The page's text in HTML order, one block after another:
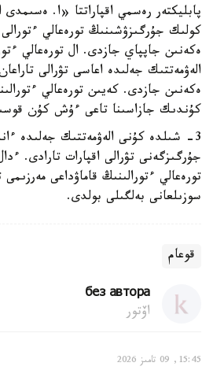
پابليكتەر رەسمي اقپاراتتا «ا.
كولىك جۇرگىزۋشىنىڭ تورەعالي
ەكەنىن جاپپاي جازدى. ال تورەعالي
الەۋمەتتىك جەلىدە اعاسى تۋرالى
كۇندىك جازاسىنا تاعى ءۇش كۇن
3- شىلدە كۇنى الەۋمەتتىك جەلىدە
جۇرگىزگەنى تۋرالى اقپارات تارادى.
سوزىلعانى بەلگىلى بولدى.
قوعام
без автора
اۆتور
15:45, 09 تامىز 2026